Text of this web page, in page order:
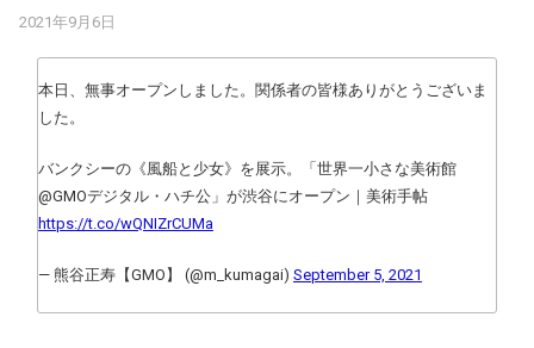
2021年9月6日
本日、無事オープンしました。関係者の皆様ありがとうございま
した。
バンクシーの《風船と少女》を展示。「世界一小さな美術館
@GMOデジタル・ハチ公」が渋谷にオープン｜美術手帖
https://t.co/wQNIZrCUMa
— 熊谷正寿【GMO】 (@m_kumagai) September 5, 2021